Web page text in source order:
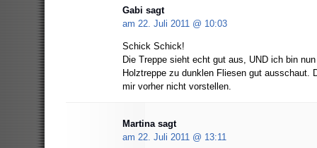
Gabi sagt
am 22. Juli 2011 @ 10:03
Schick Schick!
Die Treppe sieht echt gut aus, UND ich bin
Holztreppe zu dunklen Fliesen gut ausschaut.
mir vorher nicht vorstellen.
Martinasagt
am 22. Juli 2011 @ 13:11